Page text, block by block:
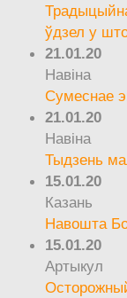
ўдзел у
21.01.20
Навіна
Сумеснае
21.01.20
Навіна
Тыдзень
15.01.20
Казань
Навошта
15.01.20
Артыкул